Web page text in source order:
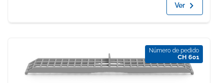
Ver
Número de pedido
CH 601